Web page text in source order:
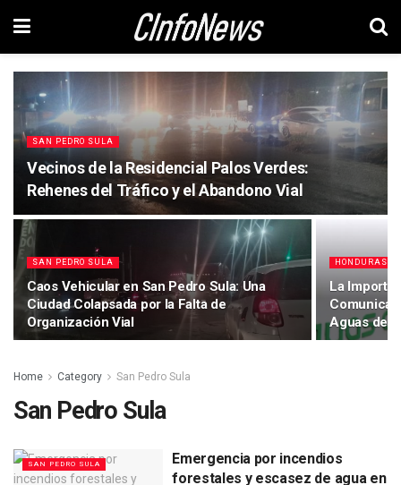
SAN PEDRO SULA
Vecinos de la Residencial Palos Verdes:
Rehenes del Tráfico y el Abandono Vial
SAN PEDRO SULA
Caos Vehicular en San Pedro Sula: Una
Ciudad Colapsada por la Falta de
Organización Vial
HONDURAS
La
Aguas de
Home Category San Pedro Sula
San Pedro Sula
SAN PEDRO SULA
Emergencia por incendios
forestales y escasez de agua en